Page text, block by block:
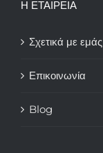
Η ΕΤΑΙΡΕΙΑ
Σχετικά με εμάς
Επικοινωνία
Blog